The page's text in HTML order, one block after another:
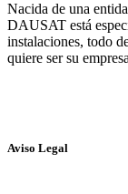
Nacida de una
DAUSAT está
instalaciones, todo
quiere ser su
Aviso Legal